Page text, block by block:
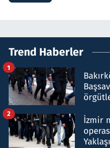
Trend Haberler
1
İzmir
2